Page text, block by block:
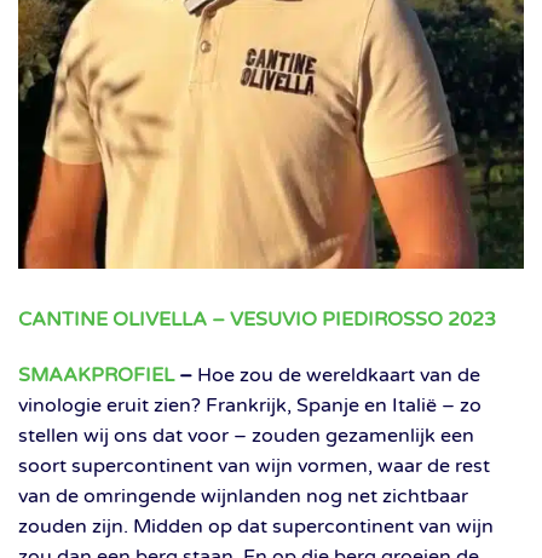
CANTINE OLIVELLA – VESUVIO PIEDIROSSO 2023
SMAAKPROFIEL– Hoe zou de wereldkaart van de
vinologie eruit zien? Frankrijk, Spanje en Italië – zo
stellen wij ons dat voor – zouden gezamenlijk een
soort supercontinent van wijn vormen, waar de rest
van de omringende wijnlanden nog net zichtbaar
zouden zijn. Midden op dat supercontinent van wijn